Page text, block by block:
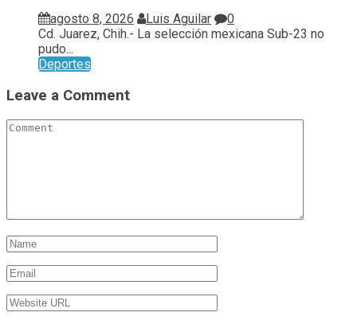
agosto 8, 2026 Luis Aguilar
0
Cd. Juarez, Chih.- La selección mexicana Sub-23 no
pudo...
Deportes
Leave a Comment